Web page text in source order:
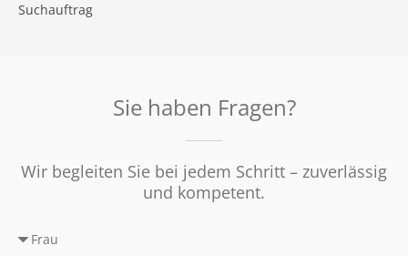
Suchauftrag
Sie haben Fragen?
Wir begleiten Sie bei jedem Schritt – zuverlässig
und kompetent.